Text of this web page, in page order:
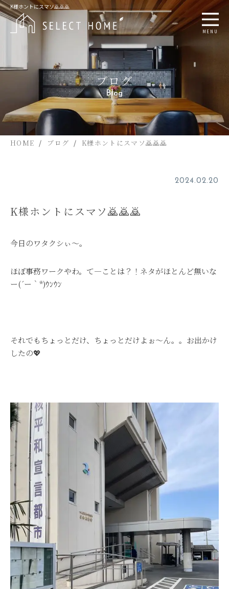
K様ホントにスマソ🙇🙇🙇
MENU
ブログ
Blog
HOME ブログ K様ホントにスマソ🙇🙇🙇
2024.02.20
K様ホントにスマソ🙇🙇🙇
今日のワタクシぃ～。
ほぼ事務ワークやわ。て―ことは？！ネタがほとんど無いな
ー(´ー｀*)ｳﾝｳﾝ
それでもちょっとだけ、ちょっとだけよぉ～ん。。お出かけ
したの💖